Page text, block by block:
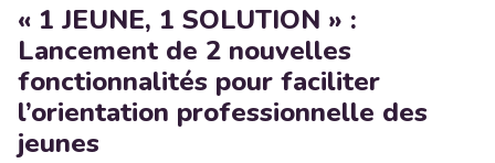
« 1 JEUNE, 1 SOLUTION » :
Lancement de 2 nouvelles
fonctionnalités pour faciliter
l’orientation professionnelle des
jeunes